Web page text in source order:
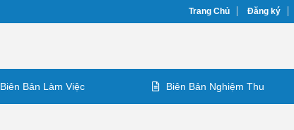
Trang Chủ Đăng ký
Biên Bản Làm Việc Biên Bản Nghiệm Thu